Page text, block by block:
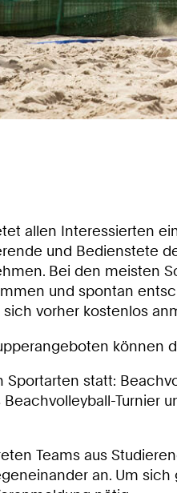
allen Interessierten
und Bedienstete
Bei den meisten
und spontan
vorher kostenlos
können
Sportarten statt:
Turnier
Teams aus
an. Um